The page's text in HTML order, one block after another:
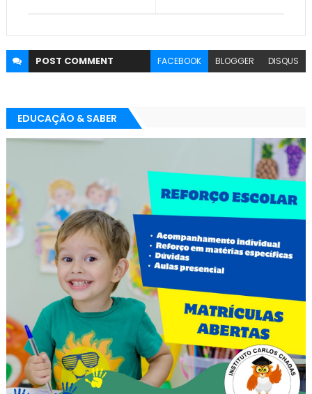
POST COMMENT FACEBOOK BLOGGER DISQUS
EDUCAÇÃO & SABER